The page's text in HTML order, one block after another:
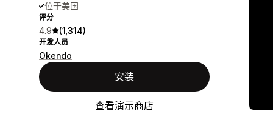
位于美国
评分
4.9 (1,314)
开发人员
Okendo
安装
查看演示商店